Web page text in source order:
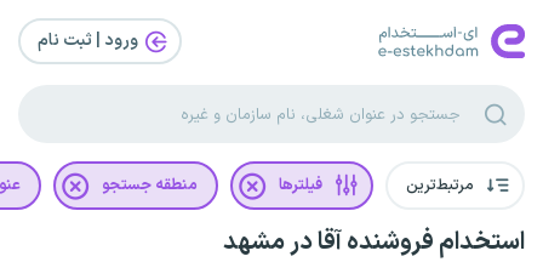
ورود | ثبت‌ نام
مرتبط‌ترین فیلترها منطقه جستجو
استخدام فروشنده آقا در مشهد